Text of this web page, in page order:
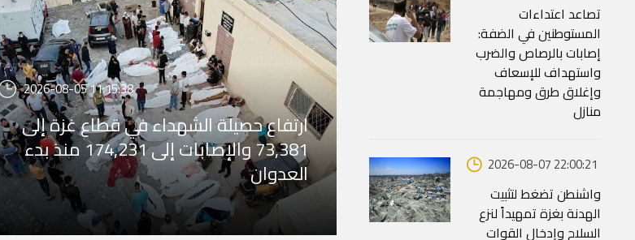
2026-08-05 11:15:38
ارتفاع حصيلة الشهداء في قطاع غزة إلى
73,381 والإصابات إلى 174,231 منذ بدء
العدوان
تصاعد اعتداءات
المستوطنين في الضفة:
إصابات بالرصاص والضرب
واستهداف للإسعاف
وإغلاق طرق ومهاجمة
منازل
2026-08-07 22:00:21
واشنطن تضغط لتثبيت
الهدنة بغزة تمهيداً لنزع
السلاح وإدخال القوات